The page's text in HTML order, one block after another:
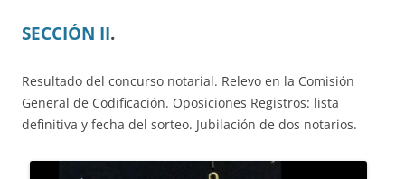
SECCIÓN II.
Resultado del concurso notarial. Relevo en la Comisión
General de Codificación. Oposiciones Registros: lista
definitiva y fecha del sorteo. Jubilación de dos notarios.